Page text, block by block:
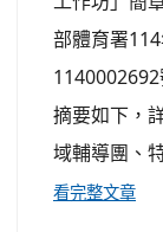
部體育署
摘要如下，
域輔導團、
看完整文章